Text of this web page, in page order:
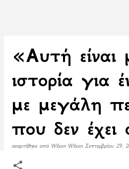
«Αυτή είναι
ιστορία για
με μεγάλη
που δεν έχει
αναρτήθηκε από Wilson Wilson Σεπτεμβρίου 29,